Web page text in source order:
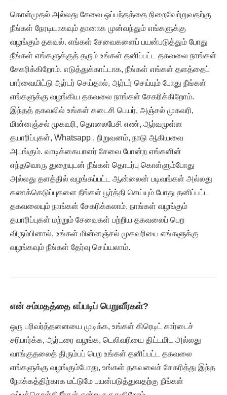
கொள்முதல் அல்லது சேவை ஒப்பந்தத்தை நிறைவேற்றுவதற்கு
நீங்கள் நேரடியாகவும் தானாக முன்வந்தும் எங்களுக்கு
வழங்கும் தகவல். எங்கள் சேவைகளைப் பயன்படுத்தும் போது
நீங்கள் எங்களுக்குத் தரும் உங்கள் தனிப்பட்ட தகவலை நாங்கள்
சேகரிக்கிறோம். எடுத்துக்காட்டாக, நீங்கள் எங்கள் தளத்தைப்
பார்வையிட்டு ஆர்டர் செய்தால், ஆர்டர் செய்யும் போது நீங்கள்
எங்களுக்கு வழங்கிய தகவலை நாங்கள் சேகரிக்கிறோம்.
இந்தத் தகவலில் உங்கள் கடைசி பெயர், அஞ்சல் முகவரி,
மின்னஞ்சல் முகவரி, தொலைபேசி எண், ஆர்வமுள்ள
தயாரிப்புகள், Whatsapp , நிறுவனம், நாடு ஆகியவை
அடங்கும். வாடிக்கையாளர் சேவை போன்ற எங்களின்
எந்தவொரு துறையுடன் நீங்கள் தொடர்பு கொள்ளும்போது
அல்லது தளத்தில் வழங்கப்பட்ட ஆன்லைன் படிவங்கள் அல்லது
கணக்கெடுப்புகளை நீங்கள் பூர்த்தி செய்யும் போது தனிப்பட்ட
தகவலையும் நாங்கள் சேகரிக்கலாம். நாங்கள் வழங்கும்
தயாரிப்புகள் மற்றும் சேவைகள் பற்றிய தகவலைப் பெற
விரும்பினால், உங்கள் மின்னஞ்சல் முகவரியை எங்களுக்கு
வழங்கவும் நீங்கள் தேர்வு செய்யலாம்.
என் சம்மதத்தை எப்படிப் பெறுவீர்கள்?
ஒரு பரிவர்த்தனையை முடிக்க, உங்கள் கிரெடிட் கார்டைச்
சரிபார்க்க, ஆர்டரை வழங்க, டெலிவரியை திட்டமிட அல்லது
வாங்குதலைத் திரும்பப் பெற உங்கள் தனிப்பட்ட தகவலை
எங்களுக்கு வழங்கும்போது, ​​உங்கள் தகவலைச் சேகரித்து இந்த
நோக்கத்திற்காக மட்டுமே பயன்படுத்துவதற்கு நீங்கள்